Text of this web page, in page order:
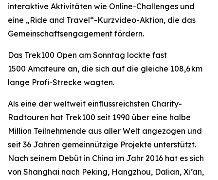
interaktive Aktivitäten wie Online-Challenges und
eine „Ride and Travel“-Kurzvideo-Aktion, die das
Gemeinschaftsengagement fördern.
Das Trek100 Open am Sonntag lockte fast
1500 Amateure an, die sich auf die gleiche 108,6 km
lange Profi-Strecke wagten.
Als eine der weltweit einflussreichsten Charity-
Radtouren hat Trek100 seit 1990 über eine halbe
Million Teilnehmende aus aller Welt angezogen und
seit 36 Jahren gemeinnützige Projekte unterstützt.
Nach seinem Debüt in China im Jahr 2016 hat es sich
von Shanghai nach Peking, Hangzhou, Dalian, Xi’an,